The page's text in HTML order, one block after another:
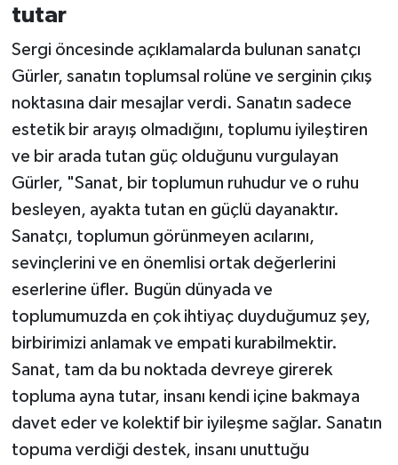
tutar
Sergi öncesinde açıklamalarda bulunan sanatçı
Gürler, sanatın toplumsal rolüne ve serginin çıkış
noktasına dair mesajlar verdi. Sanatın sadece
estetik bir arayış olmadığını, toplumu iyileştiren
ve bir arada tutan güç olduğunu vurgulayan
Gürler, "Sanat, bir toplumun ruhudur ve o ruhu
besleyen, ayakta tutan en güçlü dayanaktır.
Sanatçı, toplumun görünmeyen acılarını,
sevinçlerini ve en önemlisi ortak değerlerini
eserlerine üfler. Bugün dünyada ve
toplumumuzda en çok ihtiyaç duyduğumuz şey,
birbirimizi anlamak ve empati kurabilmektir.
Sanat, tam da bu noktada devreye girerek
topluma ayna tutar, insanı kendi içine bakmaya
davet eder ve kolektif bir iyileşme sağlar. Sanatın
topuma verdiği destek, insanı unuttuğu